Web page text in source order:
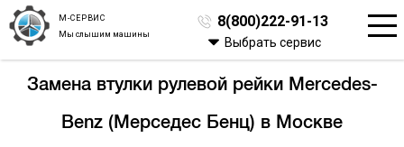
М-СЕРВИС
Мы слышим машины
8(800)222-91-13
Выбрать сервис
Замена втулки рулевой рейки Mercedes-
Benz (Мерседес Бенц) в Москве